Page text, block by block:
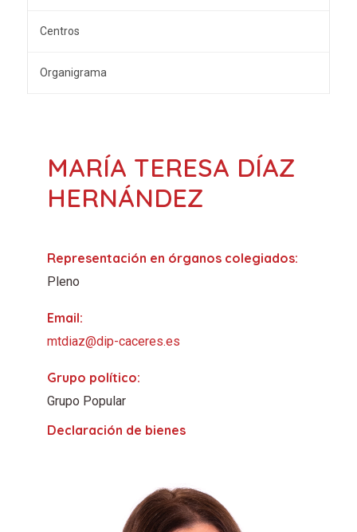
Centros
Organigrama
MARÍA TERESA DÍAZ
HERNÁNDEZ
Representación en órganos colegiados:
Pleno
Email:
mtdiaz@dip-caceres.es
Grupo político:
Grupo Popular
Declaración de bienes